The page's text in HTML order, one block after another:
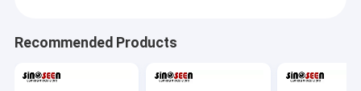
Recommended Products